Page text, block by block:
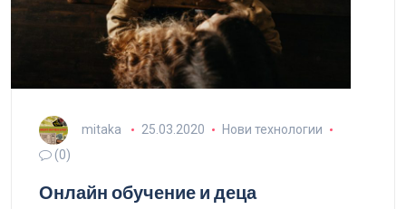
mitaka 25.03.2020
Нови технологии
(0)
Онлайн обучение и деца